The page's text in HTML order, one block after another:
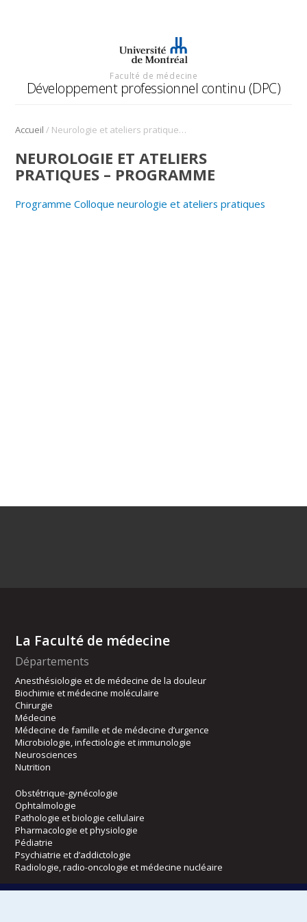
Faculté de médecine
Développement professionnel continu (DPC)
Accueil / Neurologie et ateliers pratiques – Programme
NEUROLOGIE ET ATELIERS
PRATIQUES – PROGRAMME
Programme Colloque neurologie et ateliers pratiques
La Faculté de médecine
Départements
Anesthésiologie et de médecine de la douleur
Biochimie et médecine moléculaire
Chirurgie
Médecine
Médecine de famille et de médecine d’urgence
Microbiologie, infectiologie et immunologie
Neurosciences
Nutrition
Obstétrique-gynécologie
Ophtalmologie
Pathologie et biologie cellulaire
Pharmacologie et physiologie
Pédiatrie
Psychiatrie et d’addictologie
Radiologie, radio-oncologie et médecine nucléaire